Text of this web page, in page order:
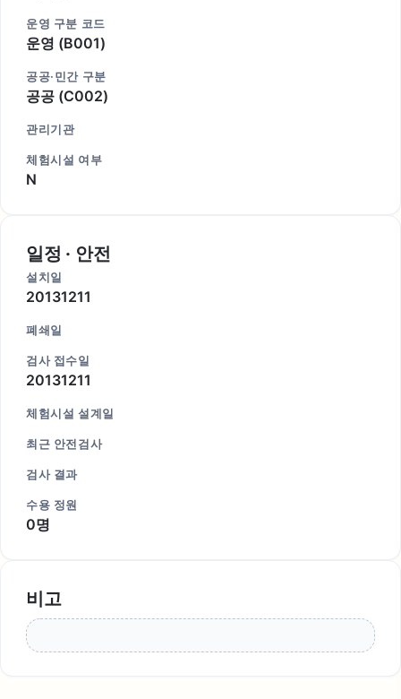
운영 구분 코드
운영 (B001)
공공·민간 구분
공공 (C002)
관리기관
체험시설 여부
N
일정 · 안전
설치일
20131211
폐쇄일
검사 접수일
20131211
체험시설 설계일
최근 안전검사
검사 결과
수용 정원
0명
비고